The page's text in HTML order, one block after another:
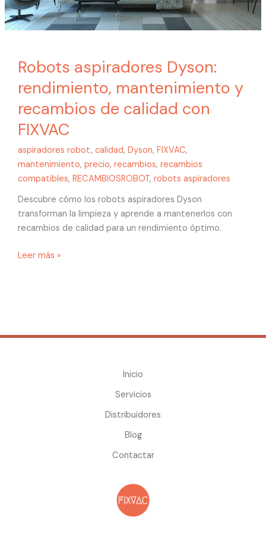
Robots aspiradores Dyson:
rendimiento, mantenimiento y
recambios de calidad con
FIXVAC
aspiradores robot, calidad, Dyson, FIXVAC,
mantenimiento, precio, recambios, recambios
compatibles, RECAMBIOSROBOT, robots aspiradores
Descubre cómo los robots aspiradores Dyson
transforman la limpieza y aprende a mantenerlos con
recambios de calidad para un rendimiento óptimo.
con
FIXVAC
Leer más »
Inicio
Servicios
Distribuidores
Blog
Contactar